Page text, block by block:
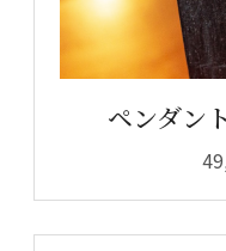
ペンダン